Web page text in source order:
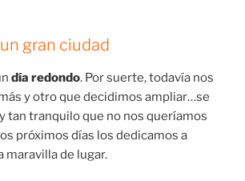
gran ciudad
día redondo. Por suerte, todavía nos
y otro que decidimos ampliar…se
tan tranquilo que no nos queríamos
próximos días los dedicamos a
de lugar.